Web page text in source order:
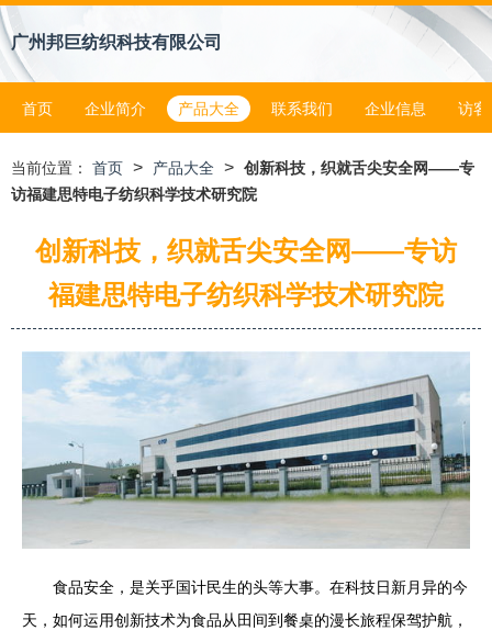
广州邦巨纺织科技有限公司
首页 企业简介 产品大全 联系我们 企业信息 访客
当前位置： 首页 > 产品大全 > 创新科技，织就舌尖安全网——专
访福建思特电子纺织科学技术研究院
创新科技，织就舌尖安全网——专访
福建思特电子纺织科学技术研究院
食品安全，是关乎国计民生的头等大事。在科技日新月异的今
天，如何运用创新技术为食品从田间到餐桌的漫长旅程保驾护航，